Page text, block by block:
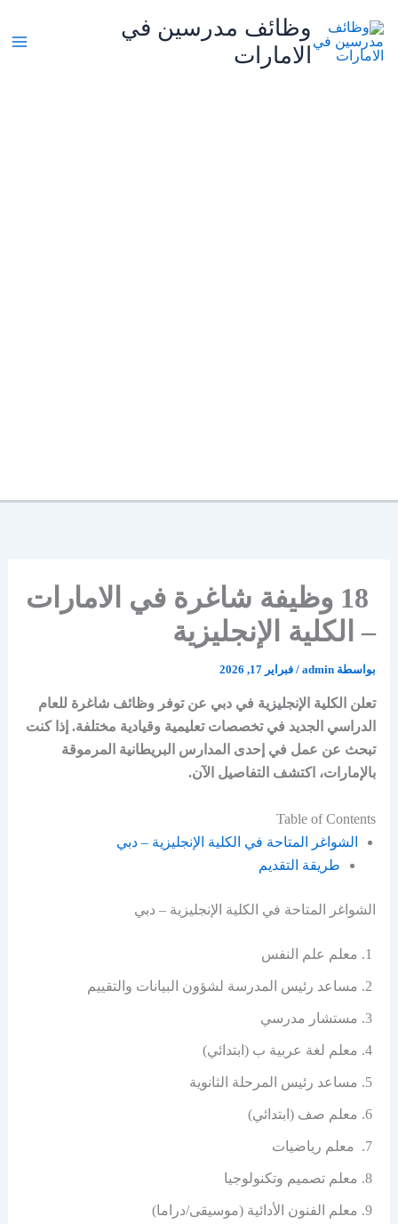
إلى
المحتوى
وظائف مدرسين في
الامارات
18 وظيفة شاغرة في الامارات
– الكلية الإنجليزية
بواسطة admin
/ فبراير 17, 2026
تعلن الكلية الإنجليزية في دبي عن توفر وظائف شاغرة للعام
الدراسي الجديد في تخصصات تعليمية وقيادية مختلفة. إذا كنت
تبحث عن عمل في إحدى المدارس البريطانية المرموقة
بالإمارات، اكتشف التفاصيل الآن.
Table of Contents
الشواغر المتاحة في الكلية الإنجليزية – دبي
طريقة التقديم
الشواغر المتاحة في الكلية الإنجليزية – دبي
معلم علم النفس
مساعد رئيس المدرسة لشؤون البيانات والتقييم
مستشار مدرسي
معلم لغة عربية ب (ابتدائي)
مساعد رئيس المرحلة الثانوية
معلم صف (ابتدائي)
معلم رياضيات
معلم تصميم وتكنولوجيا
معلم الفنون الأدائية (موسيقى/دراما)